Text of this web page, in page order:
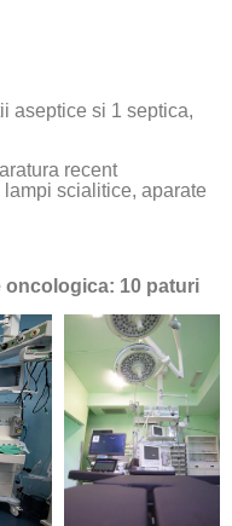
aseptice si 1 septica,
recent
scialitice, aparate
oncologica: 10 paturi